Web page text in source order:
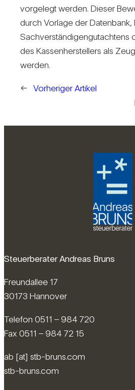
vor­ge­legt werden. Dieser
durch Vor­lage der Daten­bank,
Sach­ver­stän­di­gen­gut­ach­tens
des Kas­sen­her­stel­lers als
werden.
← Vorheriger Artikel
Steuerberater Andreas Bruns
Freundallee 17
30173 Hannover
Telefon 0511 – 984 720
Fax 0511 – 984 72 15
ab [at] stb-bruns.com
stb-bruns.com